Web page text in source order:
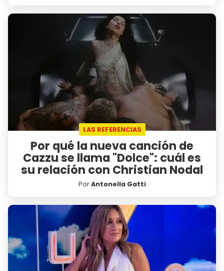
LAS REFERENCIAS
Por qué la nueva canción de
Cazzu se llama "Dolce": cuál es
su relación con Christian Nodal
PorAntonella Gatti